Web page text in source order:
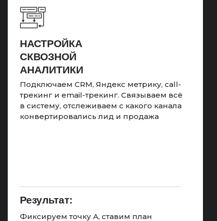
НАСТРОЙКА
СКВОЗНОЙ
АНАЛИТИКИ
Подключаем CRM, Яндекс метрику, call-
трекинг и email-трекинг. Связываем всё
в систему, отслеживаем с какого канала
конвертировались лид и продажа
Результат:
Фиксируем точку А, ставим план